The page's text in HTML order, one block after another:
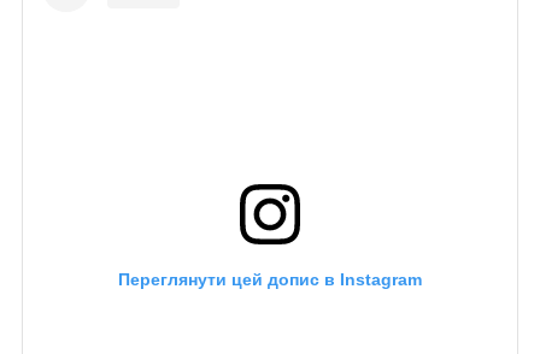
Переглянути цей допис в Instagram